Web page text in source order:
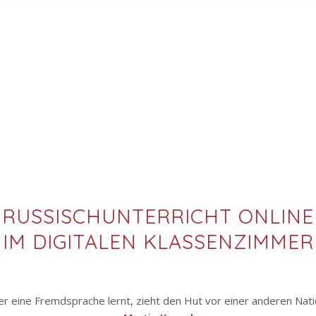
RUSSISCHUNTERRICHT ONLINE
IM DIGITALEN KLASSENZIMMER
eine Fremdsprache lernt, zieht den Hut vor einer anderen